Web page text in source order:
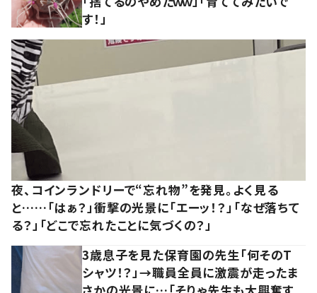
す！」
夜、コインランドリーで“忘れ物”を発見。よく見る
と……「はぁ？」衝撃の光景に「エーッ！？」「なぜ落ちて
る？」「どこで忘れたことに気づくの？」
3歳息子を見た保育園の先生「何そのT
シャツ！？」→職員全員に激震が走ったま